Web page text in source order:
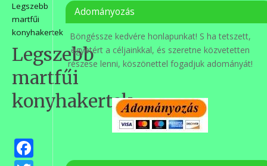
Legszebb
martfűi
konyhakertek
Legszebb
martfűi
konyhakertek
Facebook
Adományozás
Böngéssze kedvére honlapunkat! S ha tetszett,
egyetért a céljainkkal, és szeretne közvetetten
részese lenni, köszönettel fogadjuk adományát!